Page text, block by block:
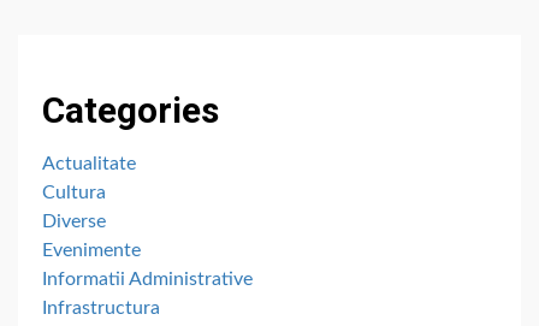
Categories
Actualitate
Cultura
Diverse
Evenimente
Informatii Administrative
Infrastructura